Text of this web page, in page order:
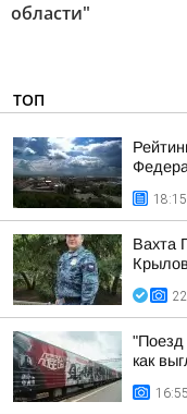
области"
ТОП
18:15
Вахта
"Поезд
как
16:55